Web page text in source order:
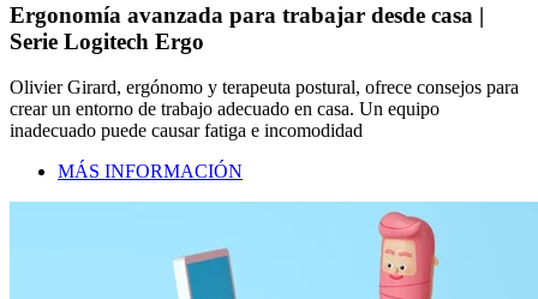
Ergonomía avanzada para trabajar desde casa |
Serie Logitech Ergo
Olivier Girard, ergónomo y terapeuta postural, ofrece consejos para
crear un entorno de trabajo adecuado en casa. Un equipo
inadecuado puede causar fatiga e incomodidad
MÁS INFORMACIÓN